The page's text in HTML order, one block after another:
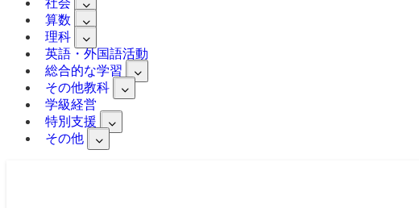
社会
算数
理科
英語・外国語活動
総合的な学習
その他教科
学級経営
特別支援
その他